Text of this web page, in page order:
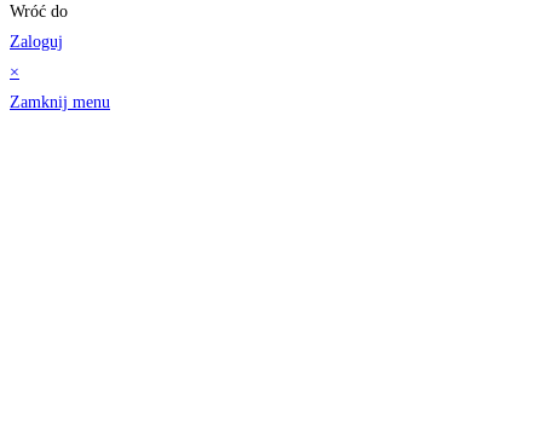
Wróć do
Zaloguj
×
Zamknij menu